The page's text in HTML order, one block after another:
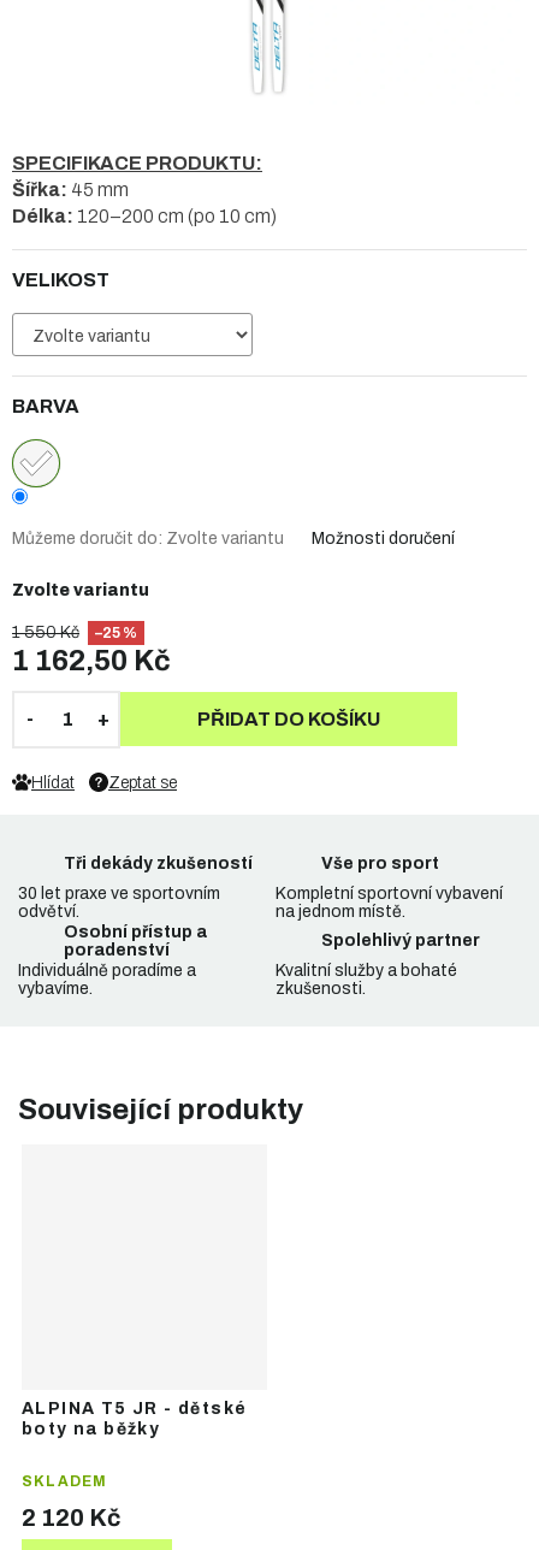
1 550 Kč –25 %
1 162,50 Kč
Zvolte variantu
VELIKOST
BARVA
Můžeme doručit do: Zvolte variantu Možnosti doručení
PŘIDAT DO KOŠÍKU
SPECIFIKACE PRODUKTU:
Šířka: 45 mm
Délka: 120–200 cm (po 10 cm)
Zeptat se
Hlídat
Tři dekády zkušeností
30 let praxe ve sportovním
odvětví.
Vše pro sport
Kompletní sportovní vybavení
na jednom místě.
Osobní přístup a
poradenství
Individuálně poradíme a
vybavíme.
Spolehlivý partner
Kvalitní služby a bohaté
zkušenosti.
Související produkty
ALPINA T5 JR - dětské
boty na běžky
SKLADEM
2 120 Kč